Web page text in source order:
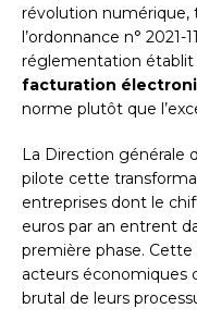
révolution numérique,
l’ordonnance n° 2021-
réglementation établit
facturation
norme plutôt que
La Direction générale
pilote cette
entreprises dont le
euros par an entrent
première phase.
acteurs économiques
brutal de leurs